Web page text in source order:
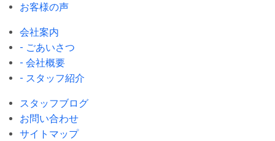
お客様の声
会社案内
- ごあいさつ
- 会社概要
- スタッフ紹介
スタッフブログ
お問い合わせ
サイトマップ